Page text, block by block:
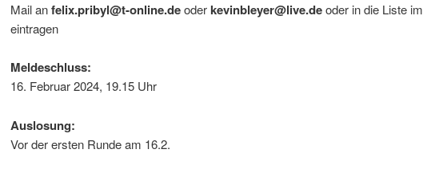
Mail anfelix.pribyl@t-online.deoderkevinbleyer@live.deoder in die Liste
eintragen
Meldeschluss:
16. Februar 2024, 19.15 Uhr
Auslosung:
Vor der ersten Runde am 16.2.